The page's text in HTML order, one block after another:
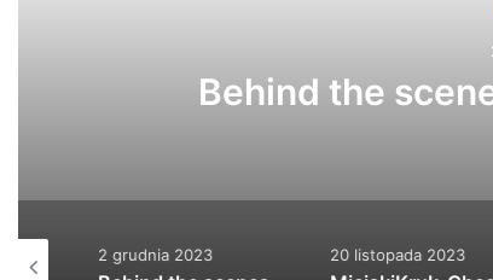
Behind the
2 grudnia 2023 20 listopada 2023